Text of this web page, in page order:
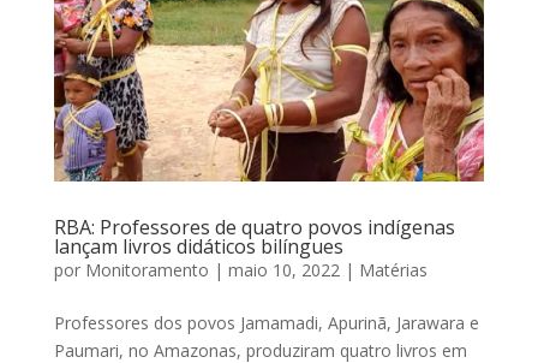
RBA: Professores de quatro povos indígenas
lançam livros didáticos bilíngues
por Monitoramento | maio 10, 2022| Matérias
Professores dos povos Jamamadi, Apurinã, Jarawara e
Paumari, no Amazonas, produziram quatro livros em